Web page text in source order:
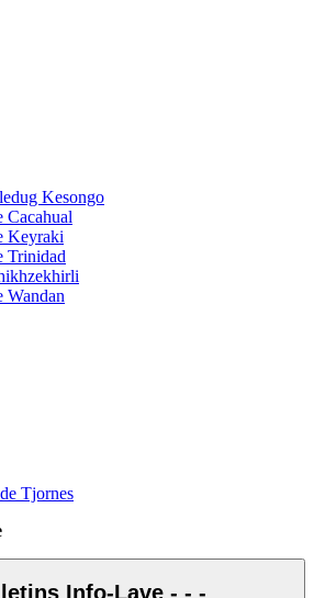
Kesongo
Cacahual
Keyraki
Trinidad
Wandan
Tjornes
Info-Lave - - -